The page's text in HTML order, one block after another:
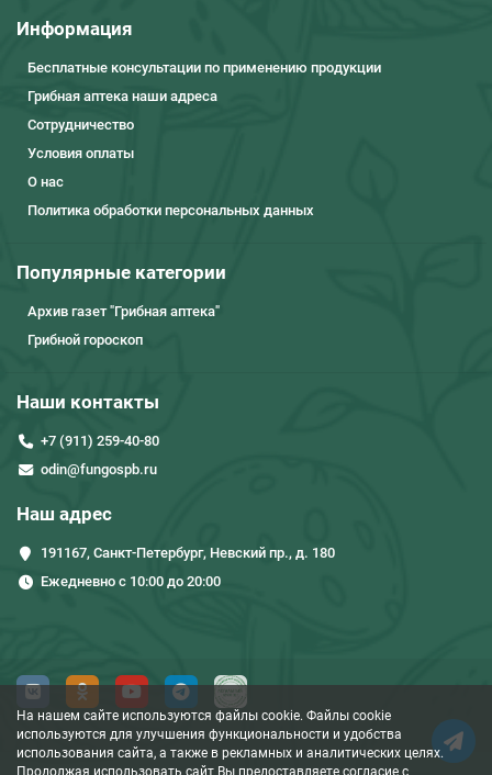
На нашем сайте используются файлы cookie. Файлы cookie
используются для улучшения функциональности и удобства
использования сайта, а также в рекламных и аналитических целях.
Продолжая использовать сайт Вы предоставляете согласие c
Информация
Бесплатные консультации по применению продукции
Грибная аптека наши адреса
Сотрудничество
Условия оплаты
О нас
Политика обработки персональных данных
Популярные категории
Архив газет "Грибная аптека"
Грибной гороскоп
Наши контакты
+7 (911) 259-40-80
odin@fungospb.ru
Наш адрес
191167, Санкт-Петербург, Невский пр., д. 180
Ежедневно с 10:00 до 20:00